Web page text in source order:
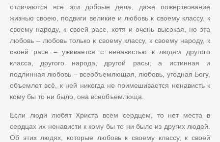
отличаются все эти добрые дела, даже пожертвование
жизнью своею, подвиги великие и любовь к своему классу, к
своему народу, к своей расе, хотя и очень высокая, но эта
любовь– любовь только к своему классу, к своему народу, к
своей расе –уживается с ненавистью к людям другого
класса, другого народа, другой расы; а истинная и
подлинная любовь –всеобъемлющая, любовь, угодная Богу,
объемлет всё, к ней никогда не примешивается ненависть к
кому бы то ни было, она всеобъемлюща.
Если люди любят Христа всем сердцем, то нет места в
сердцах их ненависти к кому бы то ни было из других людей.
Об этих людях, которые любовь к своему классу, к своей